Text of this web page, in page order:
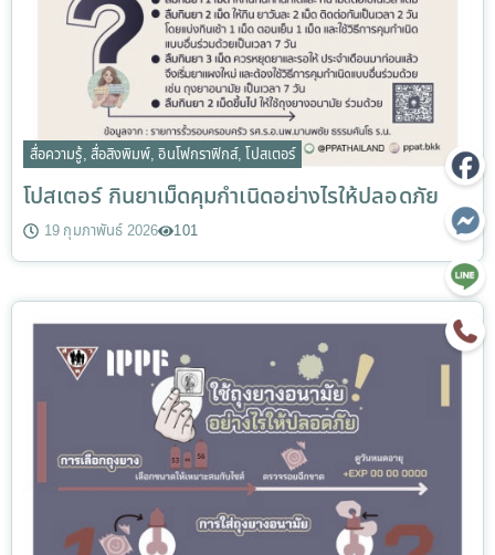
สื่อความรู้, สื่อสิงพิมพ์,อินโฟกราฟิกส์,โปสเตอร์
โปสเตอร์ กินยาเม็ดคุมกำเนิดอย่างไรให้ปลอดภัย
19 กุมภาพันธ์ 2026 101